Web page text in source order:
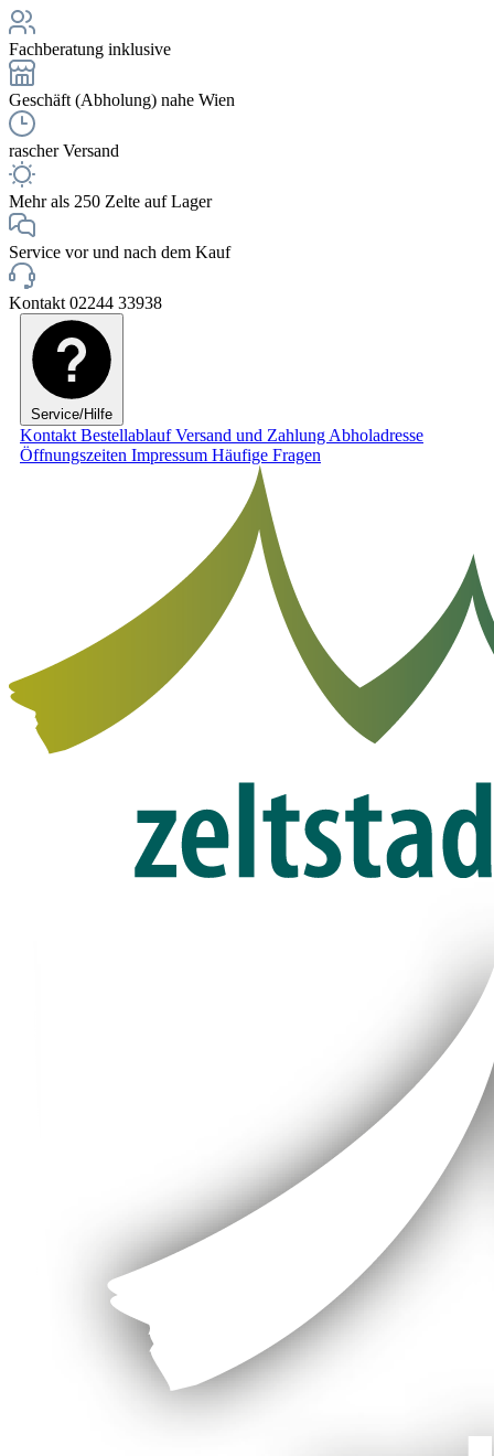
Fachberatung inklusive
Geschäft (Abholung) nahe Wien
rascher Versand
Mehr als 250 Zelte auf Lager
Service vor und nach dem Kauf
Kontakt 02244 33938
Service/Hilfe
Kontakt BestellablaufVersand und Zahlung Abholadresse
Öffnungszeiten Impressum Häufige Fragen